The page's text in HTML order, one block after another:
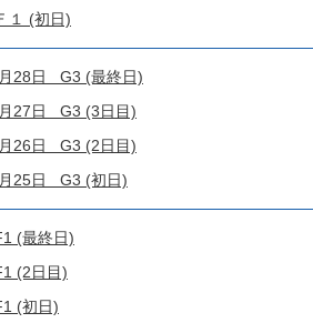
１ (初日)
28日 G3 (最終日)
27日 G3 (3日目)
26日 G3 (2日目)
25日 G3 (初日)
(最終日)
(2日目)
(初日)